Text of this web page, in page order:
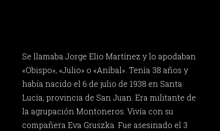
Se llamaba Jorge Elio Martínez y lo apodaban
«Obispo», «Julio» o «Aníbal». Tenía 38 años y
había nacido el 6 de julio de 1938 en Santa
Lucía, provincia de San Juan. Era militante de
la agrupación Montoneros. Vivía con su
compañera Eva Gruszka. Fue asesinado el 3